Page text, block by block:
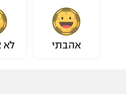
אהבתי לא